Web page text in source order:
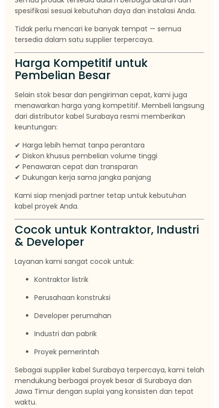
spesifikasi sesuai kebutuhan daya dan instalasi Anda.
Tidak perlu mencari ke banyak tempat — semua
tersedia dalam satu supplier terpercaya.
Harga Kompetitif untuk
Pembelian Besar
Selain stok besar dan pengiriman cepat, kami juga
menawarkan harga yang kompetitif. Membeli langsung
dari distributor kabel Surabaya resmi memberikan
keuntungan:
✔ Harga lebih hemat tanpa perantara
✔ Diskon khusus pembelian volume tinggi
✔ Penawaran cepat dan transparan
✔ Dukungan kerja sama jangka panjang
Kami siap menjadi partner tetap untuk kebutuhan
kabel proyek Anda.
Cocok untuk Kontraktor, Industri
& Developer
Layanan kami sangat cocok untuk:
Kontraktor listrik
Perusahaan konstruksi
Developer perumahan
Industri dan pabrik
Proyek pemerintah
Sebagai supplier kabel Surabaya terpercaya, kami telah
mendukung berbagai proyek besar di Surabaya dan
Jawa Timur dengan suplai yang konsisten dan tepat
waktu.